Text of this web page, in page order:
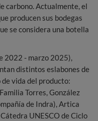
carbono. Actualmente, el
producen sus bodegas
se considera una botella
2022 - marzo 2025),
distintos eslabones de
vida del producto:
Torres, González
de Indra), Artica
UNESCO de Ciclo